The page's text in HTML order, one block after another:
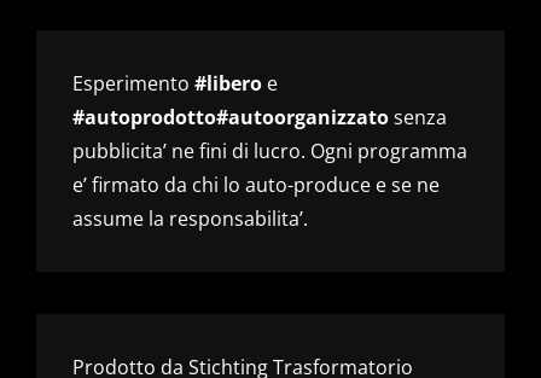
Esperimento #libero e
#autoprodotto#autoorganizzatosenza
pubblicita’ ne fini di lucro. Ogni programma
e’ firmato da chi lo auto-produce e se ne
assume la responsabilita’.
Prodotto da Stichting Trasformatorio